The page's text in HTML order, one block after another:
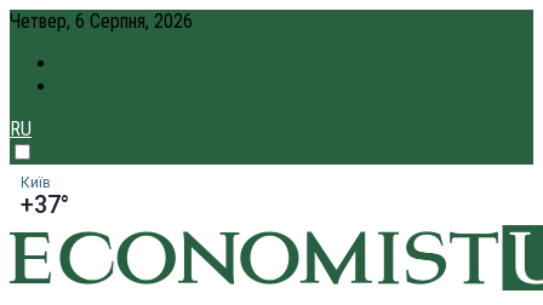
Четвер, 6 Серпня, 2026
RU
Київ
+37°